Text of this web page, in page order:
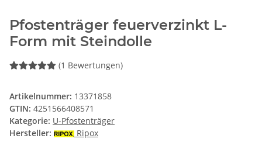
Pfostenträger feuerverzinkt L-
Form mit Steindolle
(1 Bewertungen)
Artikelnummer: 13371858
GTIN: 4251566408571
Kategorie: U-Pfostenträger
Hersteller:
Ripox